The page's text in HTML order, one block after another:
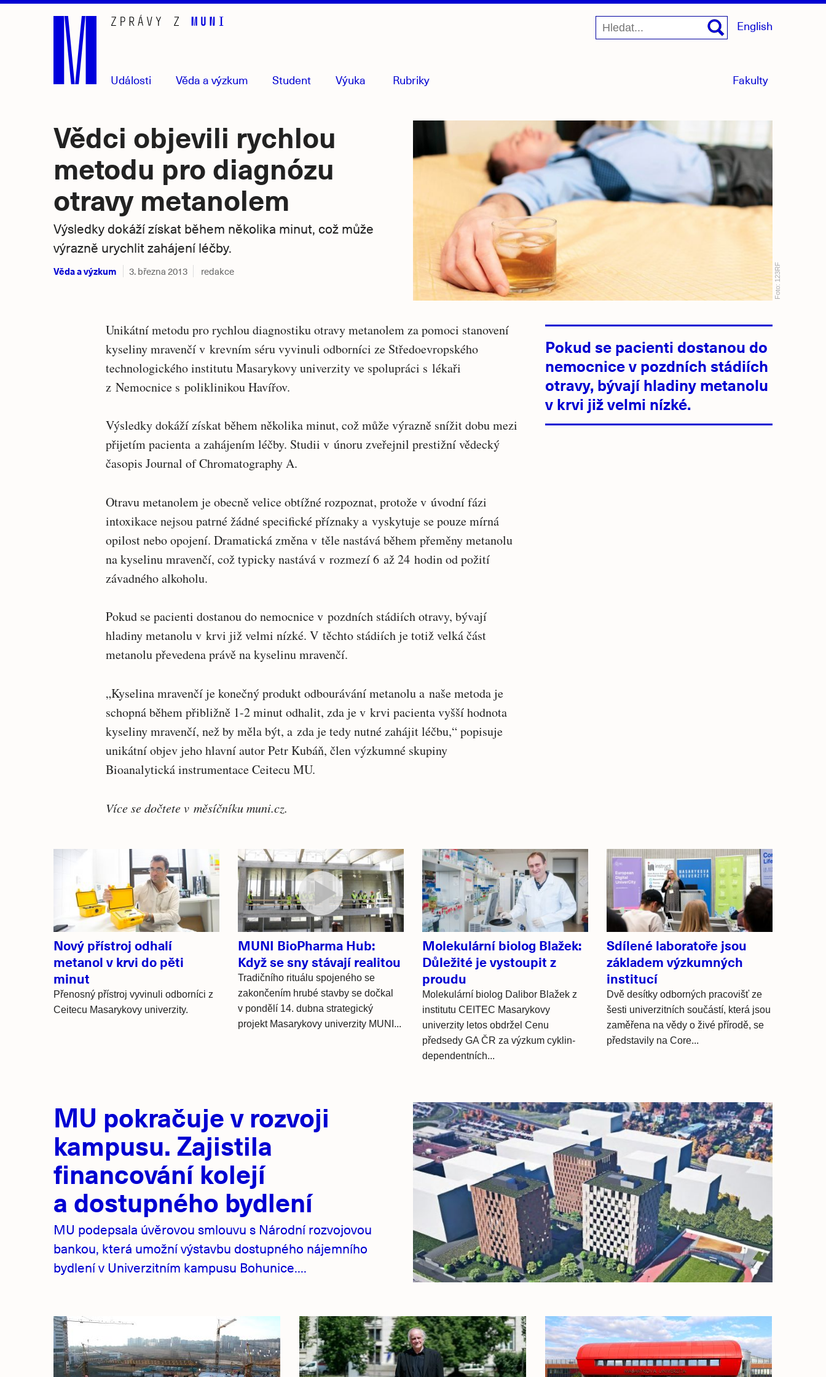
Události Věda a výzkum Student Výuka Rubriky Fakultymenu
English
Vědci objevili rychlou
metodu pro diagnózu
otravy metanolem
Výsledky dokáží získat během několika minut, což může
výrazně urychlit zahájení léčby.
Věda a výzkum 3. března 2013 redakce
Foto:
123RF
Pokud se pacienti dostanou do
nemocnice v pozdních stádiích
otravy, bývají hladiny metanolu
v krvi již velmi nízké.
Unikátní metodu pro rychlou diagnostiku otravy metanolem za pomoci stanovení
kyseliny mravenčí v krevním séru vyvinuli odborníci ze Středoevropského
technologického institutu Masarykovy univerzityve spolupráci s lékaři
z Nemocnice s poliklinikou Havířov.
Výsledky dokáží získat během několika minut, což může výrazně snížit dobu mezi
přijetím pacienta a zahájením léčby. Studii v únoru zveřejnil prestižní vědecký
časopis Journal of Chromatography A.
Otravu metanolem je obecně velice obtížné rozpoznat, protože v úvodní fázi
intoxikace nejsou patrné žádné specifické příznaky a vyskytuje se pouze mírná
opilost nebo opojení. Dramatická změna v těle nastává během přeměny metanolu
na kyselinu mravenčí, což typicky nastává v rozmezí 6 až 24 hodin od požití
závadného alkoholu.
Pokud se pacienti dostanou do nemocnice v pozdních stádiích otravy, bývají
hladiny metanolu v krvi již velmi nízké. V těchto stádiích je totiž velká část
metanolu převedena právě na kyselinu mravenčí.
„Kyselina mravenčí je konečný produkt odbourávání metanolu a naše metoda je
schopná během přibližně 1-2 minut odhalit, zda je v krvi pacienta vyšší hodnota
kyseliny mravenčí, než by měla být, a zda je tedy nutné zahájit léčbu,“ popisuje
unikátní objev jeho hlavní autor Petr Kubáň, člen výzkumné skupiny
Bioanalytická instrumentace Ceitecu MU.
Více se dočtete v měsíčníku muni.cz.
Související
články
Nový přístroj odhalí
metanol v krvi do pěti
minut
Přenosný přístroj vyvinuli odborníci z
Ceitecu Masarykovy univerzity.
MUNI BioPharma Hub:
Když se sny stávají realitou
Tradičního rituálu spojeného se
zakončením hrubé stavby se dočkal
v pondělí 14. dubna strategický
projekt Masarykovy univerzity MUNI...
Molekulární biolog Blažek:
Důležité je vystoupit z
proudu
Molekulární biolog Dalibor Blažek z
institutu CEITEC Masarykovy
univerzity letos obdržel Cenu
předsedy GA ČR za výzkum cyklin-
dependentních...
Sdílené laboratoře jsou
základem výzkumných
institucí
Dvě desítky odborných pracovišť ze
šesti univerzitních součástí, která jsou
zaměřena na vědy o živé přírodě, se
představily na Core...
novinky
MU pokračuje v rozvoji
kampusu. Zajistila
financování kolejí
a dostupného bydlení
MU podepsala úvěrovou smlouvu s Národní rozvojovou
bankou, která umožní výstavbu dostupného nájemního
bydlení v Univerzitním kampusu Bohunice....